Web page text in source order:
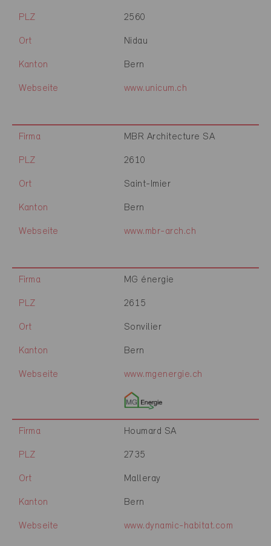
PLZ 2560
Ort Nidau
Kanton Bern
Webseite www.unicum.ch
Firma MBR Architecture SA
PLZ 2610
Ort Saint-Imier
Kanton Bern
Webseite www.mbr-arch.ch
Firma MG énergie
PLZ 2615
Ort Sonvilier
Kanton Bern
Webseite www.mgenergie.ch
Firma Houmard SA
PLZ 2735
Ort Malleray
Kanton Bern
Webseite www.dynamic-habitat.com